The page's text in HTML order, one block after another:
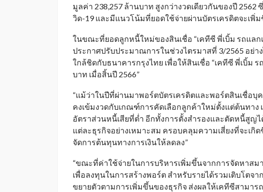
มูลค่า 238,257 ล้านบาท สูงกว่างวดเดียวกันของปี
วิด-19 และมีแนวโน้มที่ยอดใช้จ่ายผ่านบัตรเครดิตจะเพิ่
ในขณะที่ยอดลูกหนี้ใหม่ของสินเชื่อ “เคทีซี พี่เบิ้ม รถแลก
ประกาศปรับประมาณการในช่วงไตรมาสที่ 3/2565 อย่า
ใกล้ชิดกับธนาคารกรุงไทย เพื่อให้สินเชื่อ “เคทีซี พี่เบิ้ม
บาท เมื่อสิ้นปี 2566”
“แม้ว่าในปีที่ผ่านมาพอร์ตบัตรเครดิตและพอร์ตสินเชื่อบุ
คงเข้มงวดกับเกณฑ์การคัดเลือกลูกค้าใหม่ตั้งแต่ต้นทา
อัตราส่วนหนี้เสียที่ต่ำ อีกทั้งการตั้งสำรองและตัดหนี้สูญ
แต่ละธุรกิจอย่างเหมาะสม ครอบคลุมความเสี่ยงที่จะเกิ
จัดการต้นทุนทางการเงินให้ลดลง”
“ขณะที่ค่าใช้จ่ายในการบริหารเพิ่มขึ้นจากการจัดหาส
เพื่อลงทุนในการสร้างพอร์ต สำหรับรายได้รวมเติบโตจ
ขยายตัวตามการเพิ่มขึ้นของธุรกิจ ส่งผลให้เคทีซีสามาร